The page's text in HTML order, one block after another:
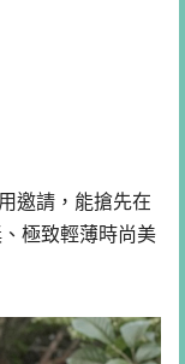
邀請，能搶先在
極致輕薄時尚美